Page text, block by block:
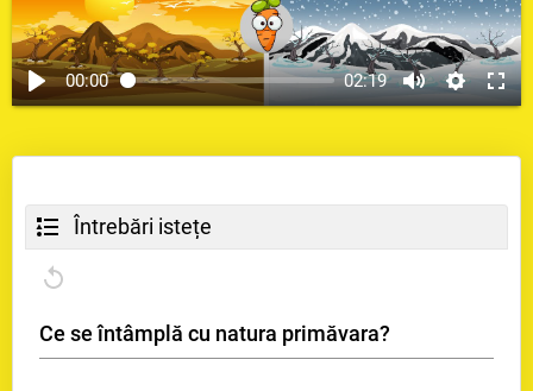
00:00 02:19
Întrebări istețe
Ce se întâmplă cu natura primăvara?